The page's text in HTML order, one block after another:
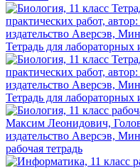
Тетрадь для лабораторных
Тетрадь для лабораторных
рабочая тетрадь